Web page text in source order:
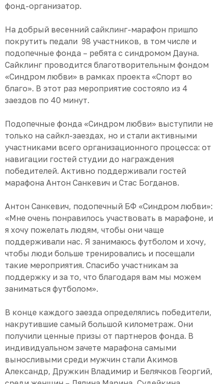
фонд-организатор.
На добрый весенний сайклинг-марафон пришло
покрутить педали 98 участников, в том числе и
подопечные фонда – ребята с синдромом Дауна.
Сайклинг проводится благотворительным фондом
«Синдром любви» в рамках проекта «Спорт во
благо». В этот раз мероприятие состояло из 4
заездов по 40 минут.
Подопечные фонда «Синдром любви» выступили не
только на сайкл-заездах, но и стали активными
участниками всего организационного процесса: от
навигации гостей студии до награждения
победителей. Активно поддерживали гостей
марафона Антон Санкевич и Стас Богданов.
Антон Санкевич, подопечный БФ «Синдром любви»:
«Мне очень понравилось участвовать в марафоне, и
я хочу пожелать людям, чтобы они чаще
поддерживали нас. Я занимаюсь футболом и хочу,
чтобы люди больше тренировались и посещали
такие мероприятия. Спасибо участникам за
поддержку и за то, что благодаря вам мы можем
заниматься футболом».
В конце каждого заезда определялись победители,
накрутившие самый большой километраж. Они
получили ценные призы от партнеров фонда. В
индивидуальном зачете марафона самыми
выносливыми среди мужчин стали Акимов
Александр, Дружкин Владимир и Белячков Георгий,